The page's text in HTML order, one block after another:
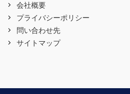
会社概要
プライバシーポリシー
問い合わせ先
サイトマップ